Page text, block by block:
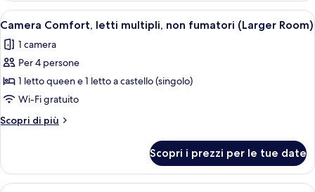
fumatori
(French
Size
Bed
140
Cm)
letto
non
fumatori
Size
Bed
Cm)
Apri
tutte
le
foto
per
Camera
Comfort,
letti
non
fumatori
Una camera moderna con una
22
Camera Comfort, letti multipli, non fumatori (Larger Room)
1 camera
Per 4 persone
1 letto queen e 1 letto a castello (singolo)
Wi-Fi gratuito
Scopri di più
Altri
Comfort,
letti
Scopri i prezzi per le tue date
Un letto rifatto con lenzuola